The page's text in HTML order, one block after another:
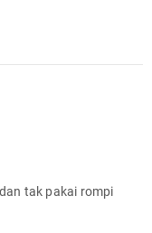
tak pakai rompi